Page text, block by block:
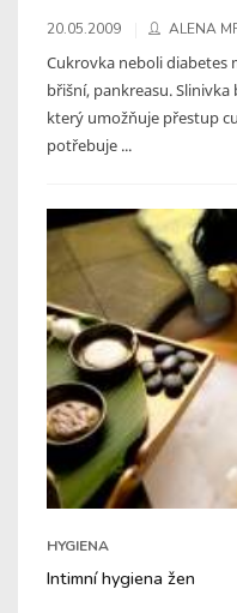
20.05.2009 ALENA
Cukrovka neboli diabetes
břišní, pankreasu.
který umožňuje přestup
potřebuje ...
HYGIENA
Intimní hygiena žen